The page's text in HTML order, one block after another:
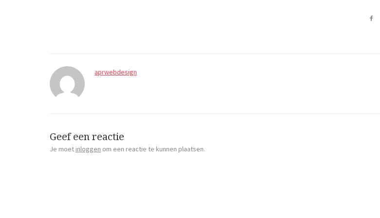
aprwebdesign
Geef een reactie
Je moet inloggen om een reactie te kunnen plaatsen.